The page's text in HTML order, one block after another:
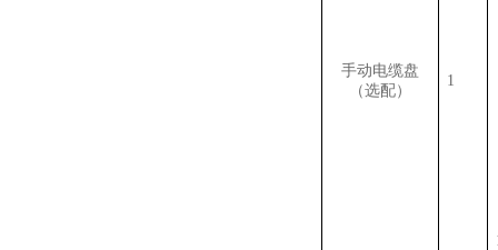
手动电缆盘
（选配）
1